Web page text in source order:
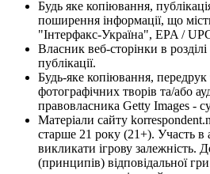
Будь яке копіювання,
поширення інформації, що
"Інтерфакс-Україна", EPA /
Власник веб-сторінки в
публікації.
Будь-яке копіювання, передрук
фотографічних творів та/або
правовласника Getty Images -
Матеріали сайту
старше 21 року (21+). Участь в
викликати ігрову залежність.
(принципів) відповідальної